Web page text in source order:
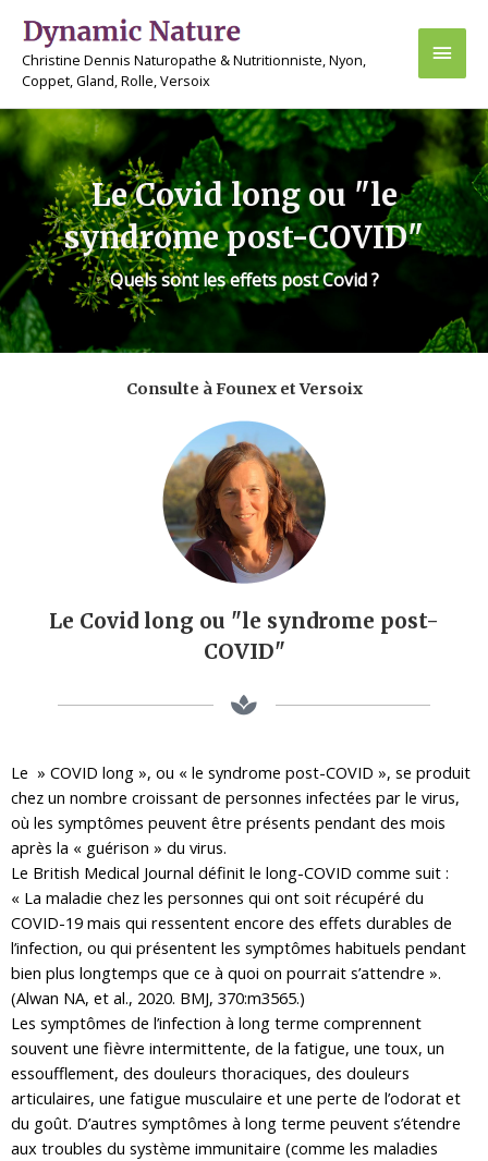
contenu
Christine Dennis Naturopathe & Nutritionniste, Nyon,
Coppet, Gland, Rolle, Versoix
Le Covid long ou "le
syndrome post-COVID"
Quels sont les effets post Covid ?
Consulte à Founex et Versoix
Le Covid long ou "le syndrome post-
COVID"
Le » COVID long », ou « le syndrome post-COVID », se produit
chez un nombre croissant de personnes infectées par le virus,
où les symptômes peuvent être présents pendant des mois
après la « guérison » du virus.
Le British Medical Journal définit le long-COVID comme suit :
« La maladie chez les personnes qui ont soit récupéré du
COVID-19 mais qui ressentent encore des effets durables de
l’infection, ou qui présentent les symptômes habituels pendant
bien plus longtemps que ce à quoi on pourrait s’attendre ».
(Alwan NA, et al., 2020. BMJ, 370:m3565.)
Les symptômes de l’infection à long terme comprennent
souvent une fièvre intermittente, de la fatigue, une toux, un
essoufflement, des douleurs thoraciques, des douleurs
articulaires, une fatigue musculaire et une perte de l’odorat et
du goût. D’autres symptômes à long terme peuvent s’étendre
aux troubles du système immunitaire (comme les maladies